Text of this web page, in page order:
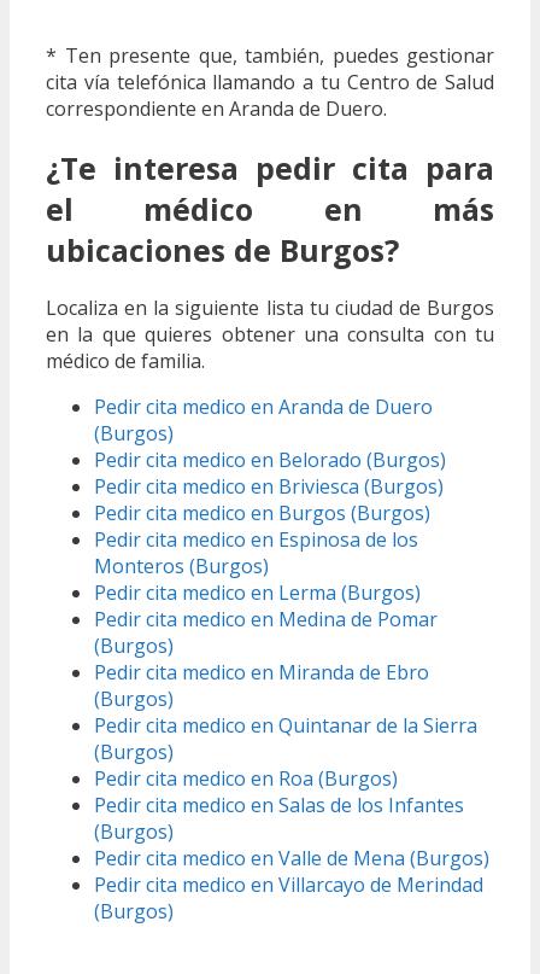
* Ten presente que, también, puedes gestionar
cita vía telefónica llamando a tu Centro de Salud
correspondiente en Aranda de Duero.
¿Te interesa pedir cita para
el médico en más
ubicaciones de Burgos?
Localiza en la siguiente lista tu ciudad de Burgos
en la que quieres obtener una consulta con tu
médico de familia.
Pedir cita medico en Aranda de Duero
(Burgos)
Pedir cita medico en Belorado (Burgos)
Pedir cita medico en Briviesca (Burgos)
Pedir cita medico en Burgos (Burgos)
Pedir cita medico en Espinosa de los
Monteros (Burgos)
Pedir cita medico en Lerma (Burgos)
Pedir cita medico en Medina de Pomar
(Burgos)
Pedir cita medico en Miranda de Ebro
(Burgos)
Pedir cita medico en Quintanar de la Sierra
(Burgos)
Pedir cita medico en Roa (Burgos)
Pedir cita medico en Salas de los Infantes
(Burgos)
Pedir cita medico en Valle de Mena (Burgos)
Pedir cita medico en Villarcayo de Merindad
(Burgos)